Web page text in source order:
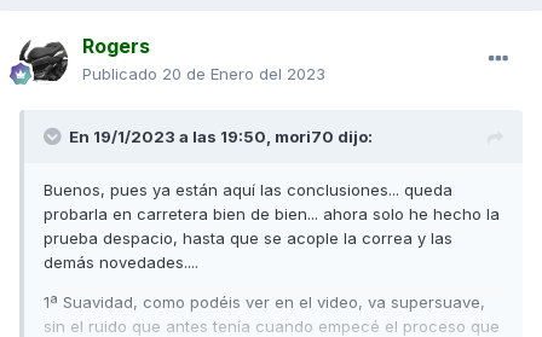
Rogers
Publicado 20 de Enero del 2023
En 19/1/2023 a las 19:50, mori70 dijo:
Buenos, pues ya están aquí las conclusiones... queda
probarla en carretera bien de bien... ahora solo he hecho la
prueba despacio, hasta que se acople la correa y las
demás novedades....
1ª Suavidad, como podéis ver en el video, va supersuave,
sin el ruido que antes tenía cuando empecé el proceso que